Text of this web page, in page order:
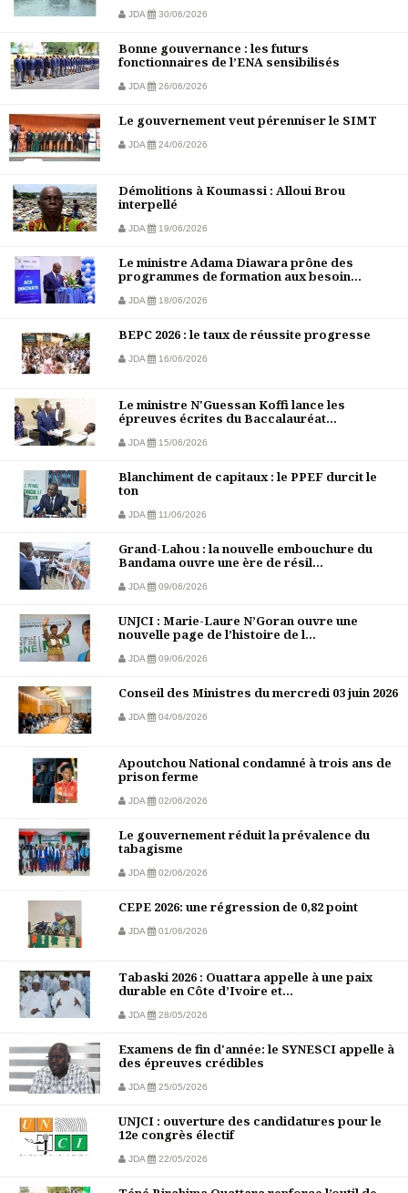
JDA 30/06/2026
Bonne gouvernance : les futurs
fonctionnaires de l’ENA sensibilisés
JDA 26/06/2026
Le gouvernement veut pérenniser le SIMT
JDA 24/06/2026
Démolitions à Koumassi : Alloui Brou
interpellé
JDA 19/06/2026
Le ministre Adama Diawara prône des
programmes de formation aux besoin...
JDA 18/06/2026
BEPC 2026 : le taux de réussite progresse
JDA 16/06/2026
Le ministre N'Guessan Koffi lance les
épreuves écrites du Baccalauréat...
JDA 15/06/2026
Blanchiment de capitaux : le PPEF durcit le
ton
JDA 11/06/2026
Grand-Lahou : la nouvelle embouchure du
Bandama ouvre une ère de résil...
JDA 09/06/2026
UNJCI : Marie-Laure N’Goran ouvre une
nouvelle page de l’histoire de l...
JDA 09/06/2026
Conseil des Ministres du mercredi 03 juin 2026
JDA 04/06/2026
Apoutchou National condamné à trois ans de
prison ferme
JDA 02/06/2026
Le gouvernement réduit la prévalence du
tabagisme
JDA 02/06/2026
CEPE 2026: une régression de 0,82 point
JDA 01/06/2026
Tabaski 2026 : Ouattara appelle à une paix
durable en Côte d’Ivoire et...
JDA 28/05/2026
Examens de fin d'année: le SYNESCI appelle à
des épreuves crédibles
JDA 25/05/2026
UNJCI : ouverture des candidatures pour le
12e congrès électif
JDA 22/05/2026